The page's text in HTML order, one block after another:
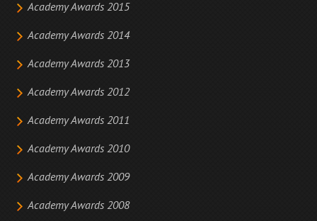
Academy Awards 2015
Academy Awards 2014
Academy Awards 2013
Academy Awards 2012
Academy Awards 2011
Academy Awards 2010
Academy Awards 2009
Academy Awards 2008